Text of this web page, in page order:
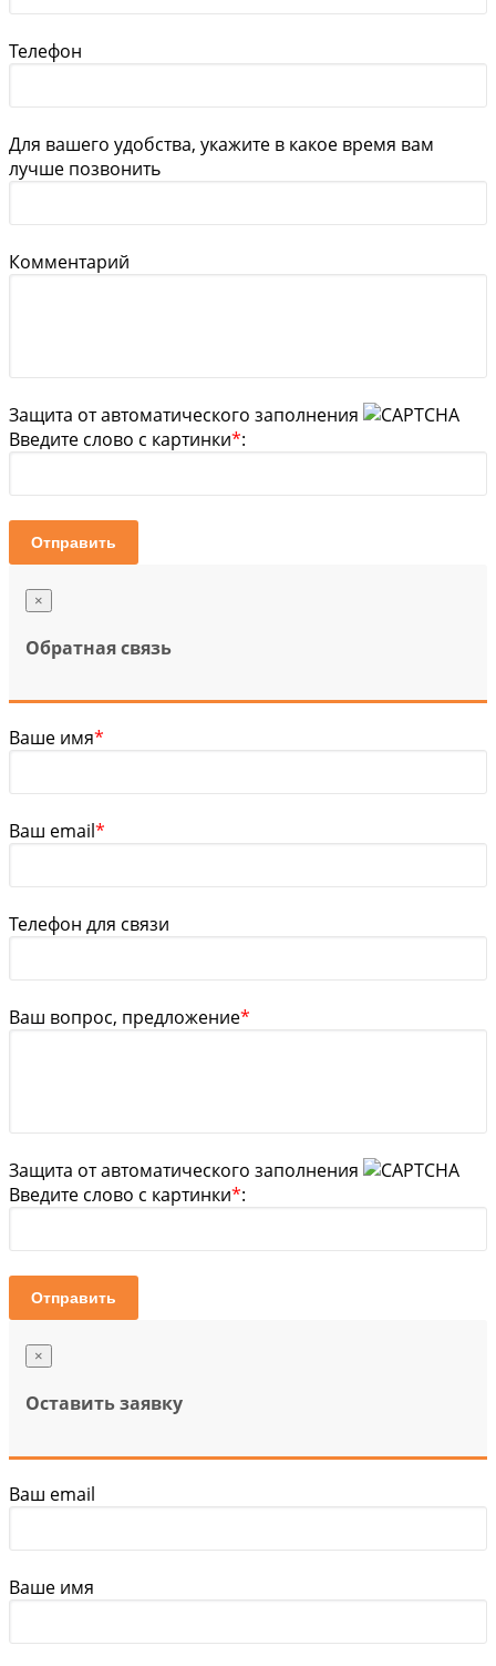
Телефон
Для вашего удобства, укажите в какое время вам
лучше позвонить
Комментарий
Защита от автоматического заполнения
Введите слово с картинки*:
Отправить
×
Обратная связь
Ваше имя*
Ваш email*
Телефон для связи
Ваш вопрос, предложение*
Защита от автоматического заполнения
Введите слово с картинки*:
Отправить
×
Оставить заявку
Ваш email
Ваше имя